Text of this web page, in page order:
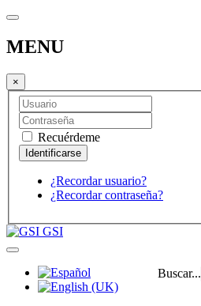
MENU
×
Recuérdeme
¿Recordar usuario?
¿Recordar contraseña?
GSI
Buscar...